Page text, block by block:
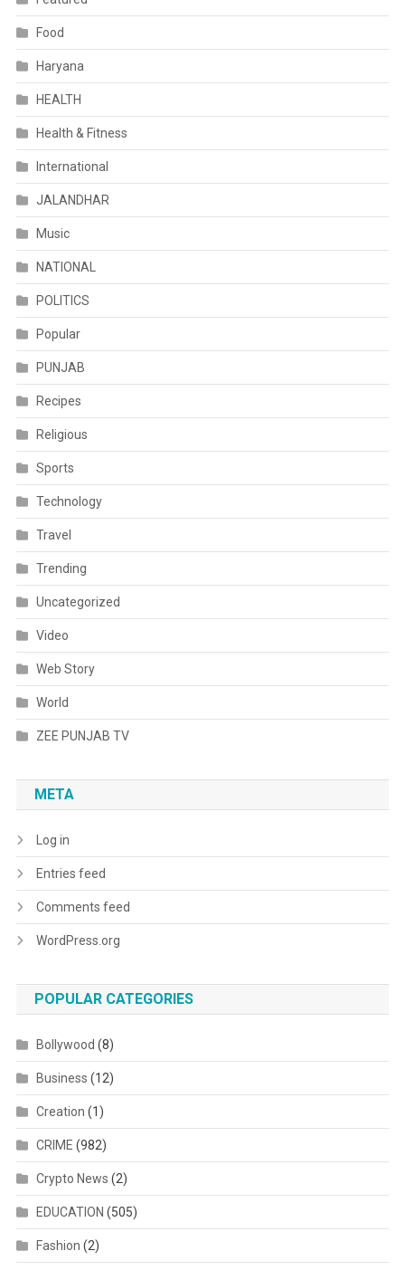
Food
Haryana
HEALTH
Health & Fitness
International
JALANDHAR
Music
NATIONAL
POLITICS
Popular
PUNJAB
Recipes
Religious
Sports
Technology
Travel
Trending
Uncategorized
Video
Web Story
World
ZEE PUNJAB TV
META
Log in
Entries feed
Comments feed
WordPress.org
POPULAR CATEGORIES
Bollywood (8)
Business (12)
Creation (1)
CRIME (982)
Crypto News (2)
EDUCATION (505)
Fashion (2)